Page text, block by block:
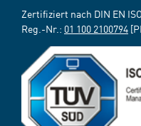
Zertifiziert nach DIN EN
Reg.-Nr.: 01 100 2100794